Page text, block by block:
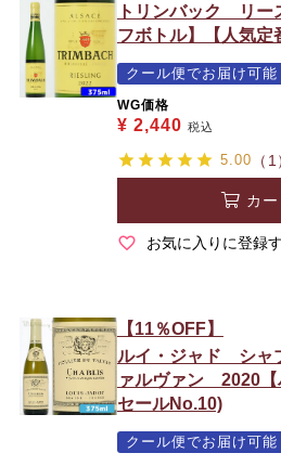
トリンバック リ
フボトル】【人気定
クール便でお届け可能
WG価格
¥ 2,440 税込
5.00 （1
カ
お気に入りに登録
【11％OFF】
ルイ・ジャド シャ
ァルヴァン 2020【
セールNo.10)
クール便でお届け可能